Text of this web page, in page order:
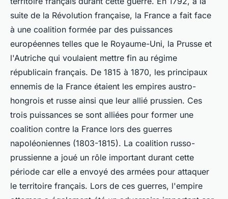
suite de la Révolution française, la France a fait face
à une coalition formée par des puissances
européennes telles que le Royaume-Uni, la Prusse et
l'Autriche qui voulaient mettre fin au régime
républicain français. De 1815 à 1870, les principaux
ennemis de la France étaient les empires austro-
hongrois et russe ainsi que leur allié prussien. Ces
trois puissances se sont alliées pour former une
coalition contre la France lors des guerres
napoléoniennes (1803-1815). La coalition russo-
prussienne a joué un rôle important durant cette
période car elle a envoyé des armées pour attaquer
le territoire français. Lors de ces guerres, l'empire